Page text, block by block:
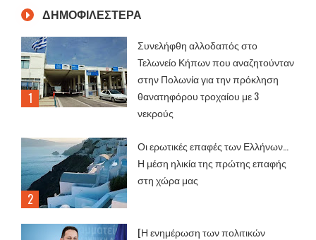
ΔΗΜΟΦΙΛΕΣΤΕΡΑ
Συνελήφθη αλλοδαπός στο
Τελωνείο Κήπων που αναζητούνταν
στην Πολωνία για την πρόκληση
θανατηφόρου τροχαίου με 3
νεκρούς
Οι ερωτικές επαφές των Ελλήνων…
Η μέση ηλικία της πρώτης επαφής
στη χώρα μας
[Η ενημέρωση των πολιτικών